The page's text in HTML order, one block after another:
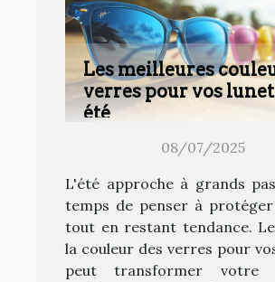
Les meilleures
verres pour vos
été
08/07/2025
L'été approche à grands
temps de penser à protéger
tout en restant tendance.
la couleur des verres pour
peut transformer votre